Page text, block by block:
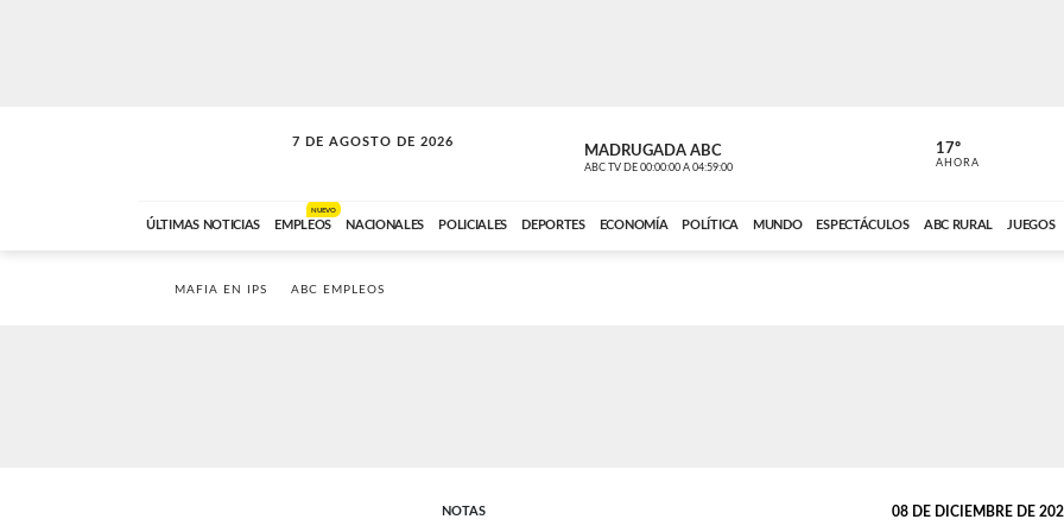
7 DE AGOSTO DE 2026
SOLO MÚSICA MADRUGADA ABC
ABC TV DE 00:00:00 A 04:59:00 ABC CARDINAL
17º
AHORA
ÚLTIMAS NOTICIAS EMPLEOS
NUEVO
NACIONALES POLICIALES DEPORTES ECONOMÍA POLÍTICA MUNDO ESPECTÁCULOS ABC RURAL JUEGOS
MAFIA EN IPS ABC EMPLEOS
NOTAS 08 DE DICIEMBRE DE